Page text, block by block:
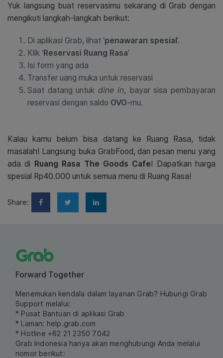
Yuk langsung buat reservasimu sekarang di Grab dengan
mengikuti langkah-langkah berikut:
Di aplikasi Grab, lihat ‘penawaran spesial’.
Klik ‘Reservasi Ruang Rasa’
Isi form yang ada
Transfer uang muka untuk reservasi
Saat datang untuk dine in, bayar sisa pembayaran
reservasi dengan saldo OVO-mu.
Kalau kamu belum bisa datang ke Ruang Rasa, tidak
masalah! Langsung buka GrabFood, dan pesan menu yang
ada di Ruang Rasa The Goods Cafe! Dapatkan harga
spesial Rp40.000 untuk semua menu di Ruang Rasa!
Share:
Forward Together
Menemukan kendala dalam layanan Grab? Hubungi Grab
Support melalui:
* Pusat Bantuan di aplikasi Grab
* Laman: help.grab.com
* Hotline +62 21 2350 7042
Grab Indonesia hanya akan menghubungi Anda melalui
nomor berikut: